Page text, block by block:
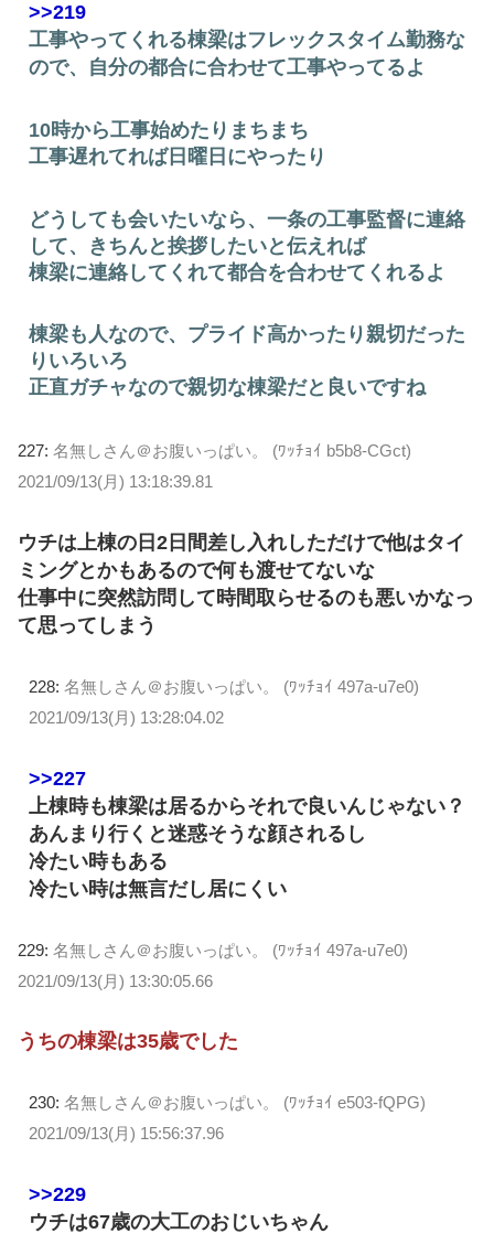
>>219
工事やってくれる棟梁はフレックスタイム勤務な
ので、自分の都合に合わせて工事やってるよ
10時から工事始めたりまちまち
工事遅れてれば日曜日にやったり
どうしても会いたいなら、一条の工事監督に連絡
して、きちんと挨拶したいと伝えれば
棟梁に連絡してくれて都合を合わせてくれるよ
棟梁も人なので、プライド高かったり親切だった
りいろいろ
正直ガチャなので親切な棟梁だと良いですね
227: 名無しさん＠お腹いっぱい。 (ﾜｯﾁｮｲ b5b8-CGct)
2021/09/13(月) 13:18:39.81
ウチは上棟の日2日間差し入れしただけで他はタイ
ミングとかもあるので何も渡せてないな
仕事中に突然訪問して時間取らせるのも悪いかなっ
て思ってしまう
228: 名無しさん＠お腹いっぱい。 (ﾜｯﾁｮｲ 497a-u7e0)
2021/09/13(月) 13:28:04.02
>>227
上棟時も棟梁は居るからそれで良いんじゃない？
あんまり行くと迷惑そうな顔されるし
冷たい時もある
冷たい時は無言だし居にくい
229: 名無しさん＠お腹いっぱい。 (ﾜｯﾁｮｲ 497a-u7e0)
2021/09/13(月) 13:30:05.66
うちの棟梁は35歳でした
230: 名無しさん＠お腹いっぱい。 (ﾜｯﾁｮｲ e503-fQPG)
2021/09/13(月) 15:56:37.96
>>229
ウチは67歳の大工のおじいちゃん